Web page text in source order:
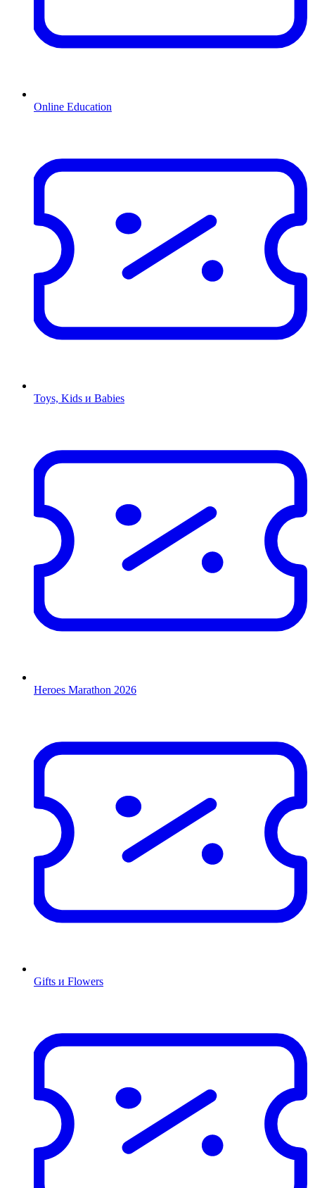
Online Education
Toys, Kids и Babies
Heroes Marathon 2026
Gifts и Flowers